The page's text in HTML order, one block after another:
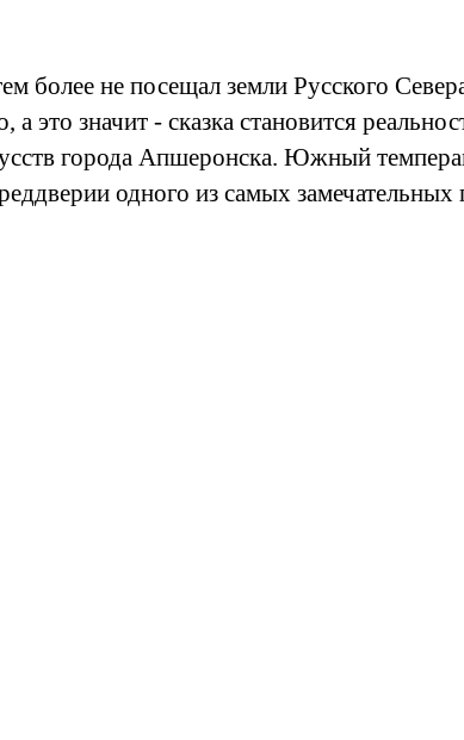
не посещал земли Русского
это значит - сказка становится
города Апшеронска. Южный
одного из самых замечательных